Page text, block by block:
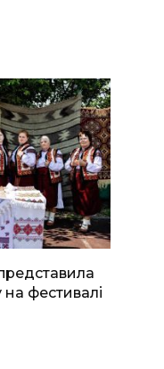
на фестивалі